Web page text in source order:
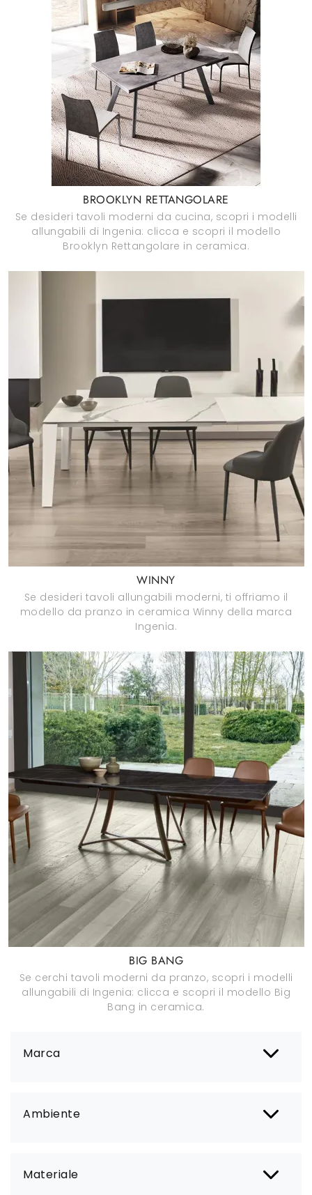
Marca
Ambiente
Materiale
BROOKLYN RETTANGOLARE
Se desideri tavoli moderni da cucina, scopri i modelli
allungabili di Ingenia: clicca e scopri il modello
Brooklyn Rettangolare in ceramica.
WINNY
Se desideri tavoli allungabili moderni, ti offriamo il
modello da pranzo in ceramica Winny della marca
Ingenia.
BIG BANG
Se cerchi tavoli moderni da pranzo, scopri i modelli
allungabili di Ingenia: clicca e scopri il modello Big
Bang in ceramica.